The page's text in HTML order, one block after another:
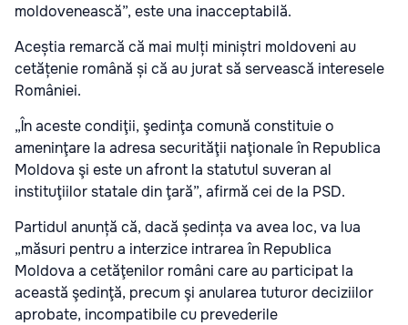
moldovenească”, este una inacceptabilă.
Aceștia remarcă că mai mulți miniștri moldoveni au
cetățenie română și că au jurat să servească interesele
României.
„În aceste condiţii, şedinţa comună constituie o
ameninţare la adresa securităţii naţionale în Republica
Moldova şi este un afront la statutul suveran al
instituţiilor statale din ţară”, afirmă cei de la PSD.
Partidul anunță că, dacă ședința va avea loc, va lua
„măsuri pentru a interzice intrarea în Republica
Moldova a cetăţenilor români care au participat la
această şedinţă, precum şi anularea tuturor deciziilor
aprobate, incompatibile cu prevederile